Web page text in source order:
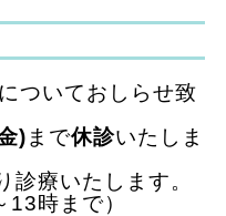
についておしらせ致
) まで休診いたしま
療いたします。
時まで）